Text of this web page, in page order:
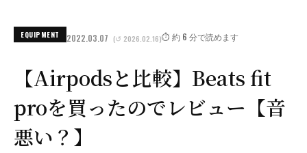
EQUIPMENT 2022.03.07 (↺ 2026.02.16)⏱️ 約 6 分で読めます
【Airpodsと比較】Beats fit
proを買ったのでレビュー【音
悪い？】